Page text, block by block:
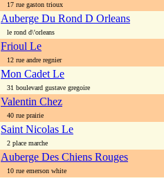
17 rue gaston trioux
Auberge Du Rond D Orleans
le rond d\'orleans
Frioul Le
12 rue andre regnier
Mon Cadet Le
31 boulevard gustave gregoire
Valentin Chez
40 rue prairie
Saint Nicolas Le
2 place marche
Auberge Des Chiens Rouges
10 rue emerson white